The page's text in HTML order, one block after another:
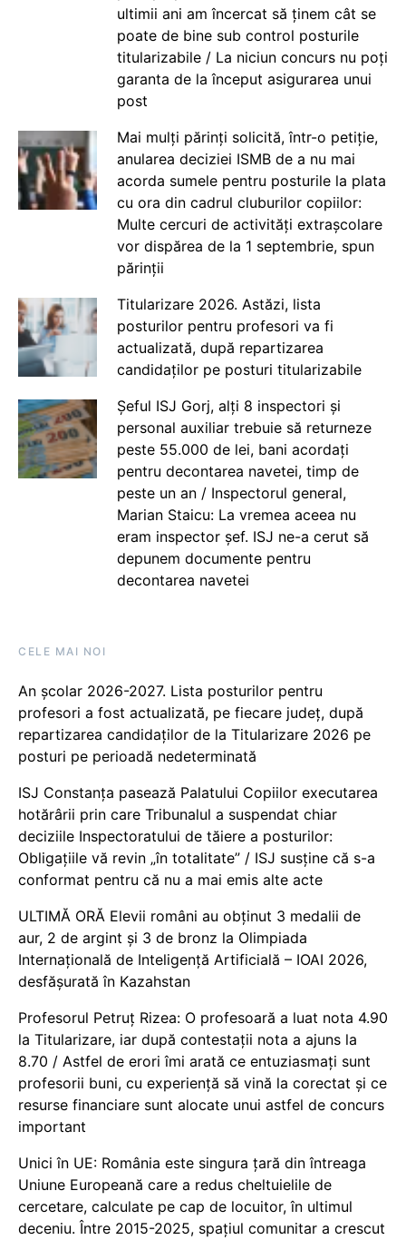
ultimii ani am încercat să ținem cât se
poate de bine sub control posturile
titularizabile / La niciun concurs nu poți
garanta de la început asigurarea unui
post
Mai mulți părinți solicită, într-o petiție,
anularea deciziei ISMB de a nu mai
acorda sumele pentru posturile la plata
cu ora din cadrul cluburilor copiilor:
Multe cercuri de activități extrașcolare
vor dispărea de la 1 septembrie, spun
părinții
Titularizare 2026. Astăzi, lista
posturilor pentru profesori va fi
actualizată, după repartizarea
candidaților pe posturi titularizabile
Șeful ISJ Gorj, alți 8 inspectori și
personal auxiliar trebuie să returneze
peste 55.000 de lei, bani acordați
pentru decontarea navetei, timp de
peste un an / Inspectorul general,
Marian Staicu: La vremea aceea nu
eram inspector șef. ISJ ne-a cerut să
depunem documente pentru
decontarea navetei
CELE MAI NOI
An școlar 2026-2027. Lista posturilor pentru
profesori a fost actualizată, pe fiecare județ, după
repartizarea candidaților de la Titularizare 2026 pe
posturi pe perioadă nedeterminată
ISJ Constanța pasează Palatului Copiilor executarea
hotărârii prin care Tribunalul a suspendat chiar
deciziile Inspectoratului de tăiere a posturilor:
Obligațiile vă revin „în totalitate” / ISJ susține că s-a
conformat pentru că nu a mai emis alte acte
ULTIMĂ ORĂ Elevii români au obținut 3 medalii de
aur, 2 de argint și 3 de bronz la Olimpiada
Internațională de Inteligență Artificială – IOAI 2026,
desfășurată în Kazahstan
Profesorul Petruț Rizea: O profesoară a luat nota 4.90
la Titularizare, iar după contestații nota a ajuns la
8.70 / Astfel de erori îmi arată ce entuziasmați sunt
profesorii buni, cu experiență să vină la corectat și ce
resurse financiare sunt alocate unui astfel de concurs
important
Unici în UE: România este singura țară din întreaga
Uniune Europeană care a redus cheltuielile de
cercetare, calculate pe cap de locuitor, în ultimul
deceniu. Între 2015-2025, spațiul comunitar a crescut